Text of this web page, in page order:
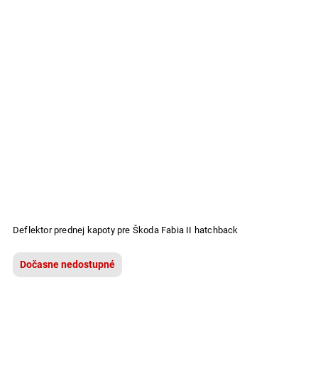
Deflektor prednej kapoty pre Škoda Fabia II hatchback
Dočasne nedostupné